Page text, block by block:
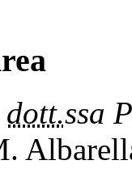
dott.ssa